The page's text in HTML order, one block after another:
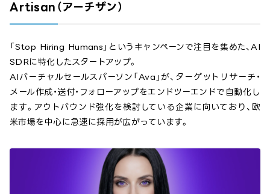
Artisan（アーチザン）
「Stop Hiring Humans」というキャンペーンで注目を集めた、AI
SDRに特化したスタートアップ。
AIバーチャルセールスパーソン「Ava」が、ターゲットリサーチ・
メール作成・送付・フォローアップをエンドツーエンドで自動化し
ます。アウトバウンド強化を検討している企業に向いており、欧
米市場を中心に急速に採用が広がっています。